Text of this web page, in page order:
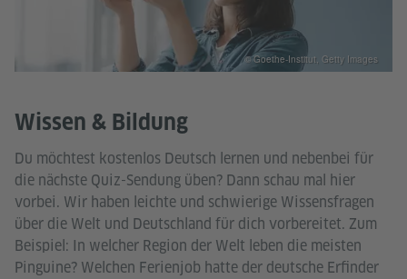
Wissen & Bildung
Du möchtest kostenlos Deutsch lernen und nebenbei für
die nächste Quiz-Sendung üben? Dann schau mal hier
vorbei. Wir haben leichte und schwierige Wissensfragen
über die Welt und Deutschland für dich vorbereitet. Zum
Beispiel: In welcher Region der Welt leben die meisten
Pinguine? Welchen Ferienjob hatte der deutsche Erfinder
© Goethe-Institut, Getty Images